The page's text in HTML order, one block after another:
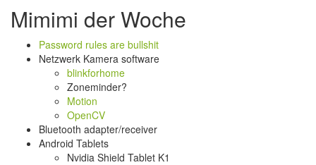
Mimimi der Woche
Password rules are bullshit
Netzwerk Kamera software
blinkforhome
Zoneminder?
Motion
OpenCV
Bluetooth adapter/receiver
Android Tablets
Nvidia Shield Tablet K1